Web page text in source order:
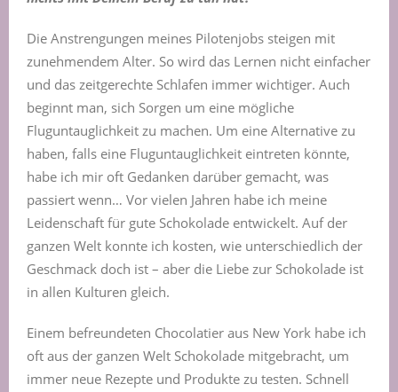
Die Anstrengungen meines Pilotenjobs steigen mit
zunehmendem Alter. So wird das Lernen nicht einfacher
und das zeitgerechte Schlafen immer wichtiger. Auch
beginnt man, sich Sorgen um eine mögliche
Fluguntauglichkeit zu machen. Um eine Alternative zu
haben, falls eine Fluguntauglichkeit eintreten könnte,
habe ich mir oft Gedanken darüber gemacht, was
passiert wenn… Vor vielen Jahren habe ich meine
Leidenschaft für gute Schokolade entwickelt. Auf der
ganzen Welt konnte ich kosten, wie unterschiedlich der
Geschmack doch ist – aber die Liebe zur Schokolade ist
in allen Kulturen gleich.
Einem befreundeten Chocolatier aus New York habe ich
oft aus der ganzen Welt Schokolade mitgebracht, um
immer neue Rezepte und Produkte zu testen. Schnell